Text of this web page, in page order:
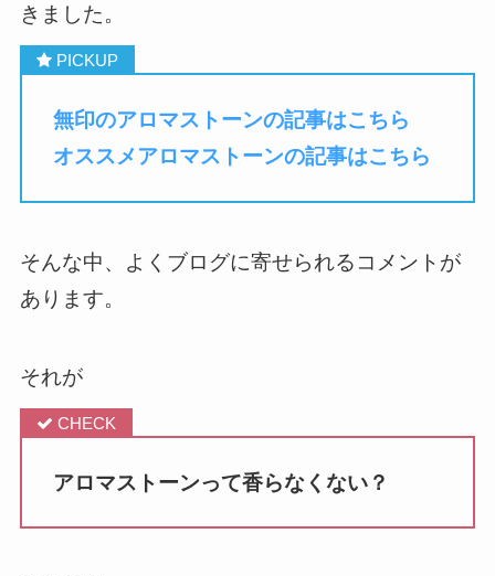
きました。
無印のアロマストーンの記事はこちら
オススメアロマストーンの記事はこちら
そんな中、よくブログに寄せられるコメントが
あります。
それが
アロマストーンって香らなくない？